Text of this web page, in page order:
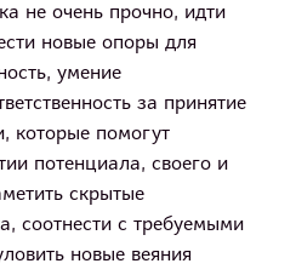
не очень прочно, идти
новые опоры для
умение
за принятие
которые помогут
потенциала, своего и
скрытые
соотнести с требуемыми
новые веяния